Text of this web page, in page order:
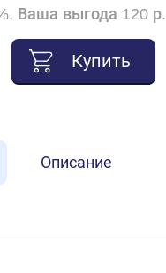
Ваша выгода 120 р.
Купить
Описание